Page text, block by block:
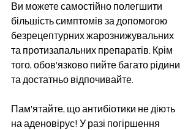
Ви можете самостійно полегшити
більшість симптомів за допомогою
безрецептурних жарознижувальних
та протизапальних препаратів. Крім
того, обов’язково пийте багато рідини
та достатньо відпочивайте.
Пам’ятайте, що антибіотики не діють
на аденовірус! У разі погіршення